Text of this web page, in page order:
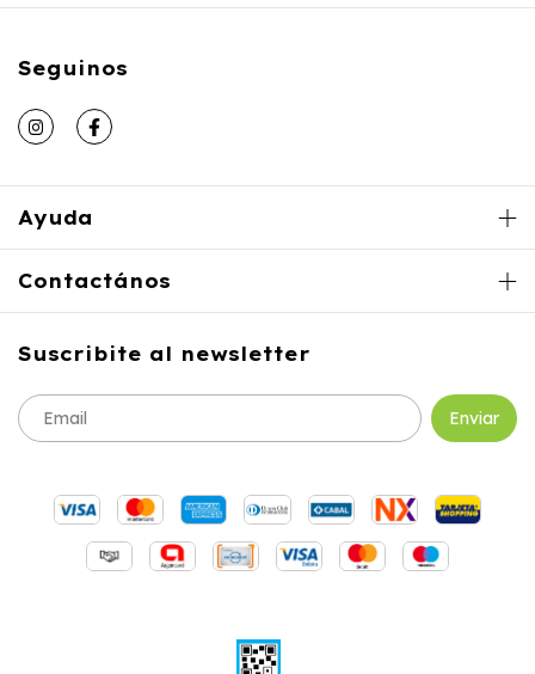
Seguinos
Ayuda
Contactános
Suscribite al newsletter